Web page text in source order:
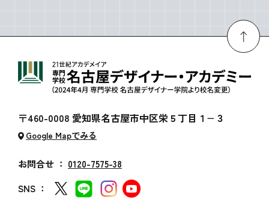
〒460-0008 愛知県名古屋市中区栄５丁目１−３
Google Mapでみる
お問合せ ： 0120-7575-38
SNS ：